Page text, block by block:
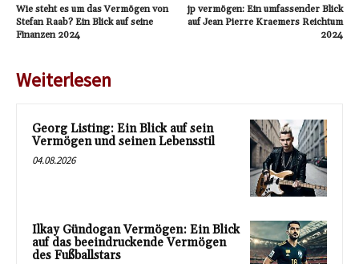
Wie steht es um das Vermögen von
Stefan Raab? Ein Blick auf seine
Finanzen 2024
jp vermögen: Ein umfassender Blick
auf Jean Pierre Kraemers Reichtum
2024
Weiterlesen
Georg Listing: Ein Blick auf sein
Vermögen und seinen Lebensstil
04.08.2026
Ilkay Gündogan Vermögen: Ein Blick
auf das beeindruckende Vermögen
des Fußballstars